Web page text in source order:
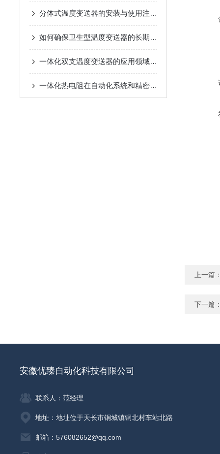
分体式温度变送器的安装与使用注意事项
如何确保卫生型温度变送器的长期稳定性？
一体化双支温度变送器的应用领域及其性能特点
一体化热电阻在自动化系统和精密制造中的应用
上一篇
下一篇
安徽优臻自动化科技有限公司
联系人：范经理
地址：地址位于天长市铜城镇铜北村车站北路
邮箱：576082652@qq.com